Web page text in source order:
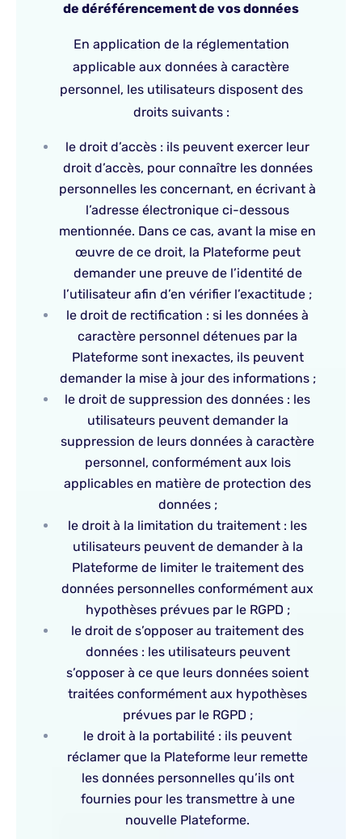
de déréférencement de vos données
En application de la réglementation
applicable aux données à caractère
personnel, les utilisateurs disposent des
droits suivants :
le droit d’accès : ils peuvent exercer leur
droit d’accès, pour connaître les données
personnelles les concernant, en écrivant à
l’adresse électronique ci-dessous
mentionnée. Dans ce cas, avant la mise en
œuvre de ce droit, la Plateforme peut
demander une preuve de l’identité de
l’utilisateur afin d’en vérifier l’exactitude ;
le droit de rectification : si les données à
caractère personnel détenues par la
Plateforme sont inexactes, ils peuvent
demander la mise à jour des informations ;
le droit de suppression des données : les
utilisateurs peuvent demander la
suppression de leurs données à caractère
personnel, conformément aux lois
applicables en matière de protection des
données ;
le droit à la limitation du traitement : les
utilisateurs peuvent de demander à la
Plateforme de limiter le traitement des
données personnelles conformément aux
hypothèses prévues par le RGPD ;
le droit de s’opposer au traitement des
données : les utilisateurs peuvent
s’opposer à ce que leurs données soient
traitées conformément aux hypothèses
prévues par le RGPD ;
le droit à la portabilité : ils peuvent
réclamer que la Plateforme leur remette
les données personnelles qu’ils ont
fournies pour les transmettre à une
nouvelle Plateforme.